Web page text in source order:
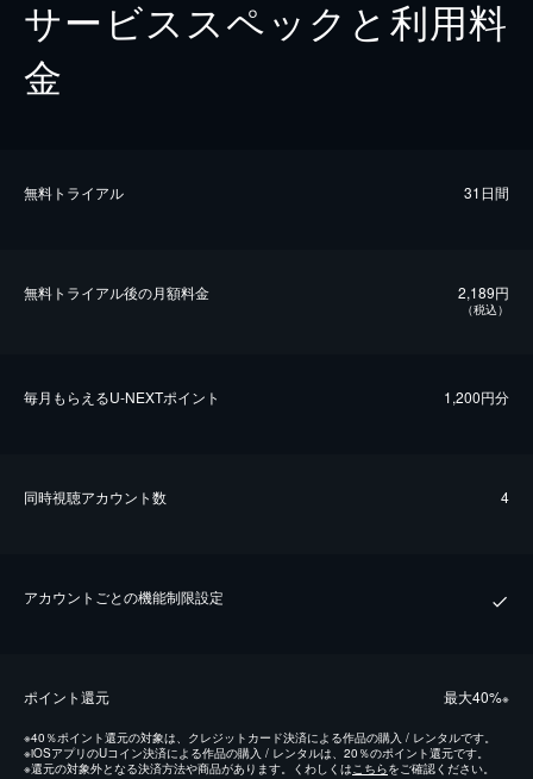
サービススペックと利用料
金
無料トライアル 31日間
無料トライアル後の⽉額料金 2,189円
（税込）
毎⽉もらえるU-NEXTポイント 1,200円分
同時視聴アカウント数 4
アカウントごとの機能制限設定
ポイント還元 最⼤40%※
※40％ポイント還元の対象は、クレジットカード決済による作品の購入 / レンタルです。
※iOSアプリのUコイン決済による作品の購入 / レンタルは、20％のポイント還元です。
※還元の対象外となる決済方法や商品があります。くわしくはこちらをご確認ください。